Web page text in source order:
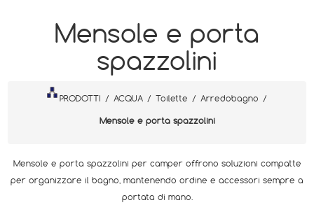
Mensole e porta
spazzolini
PRODOTTI / ACQUA / Toilette / Arredobagno /
Mensole e porta spazzolini
Mensole e porta spazzolini per camper offrono soluzioni compatte
per organizzare il bagno, mantenendo ordine e accessori sempre a
portata di mano.